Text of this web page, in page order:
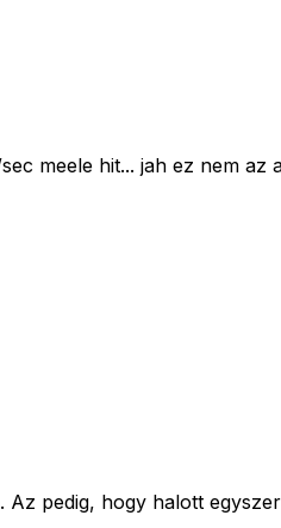
hit... jah ez nem az
pedig, hogy halott